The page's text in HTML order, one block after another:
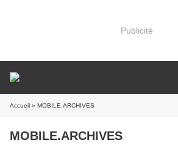
Publicité
Accueil » MOBILE.ARCHIVES
MOBILE.ARCHIVES